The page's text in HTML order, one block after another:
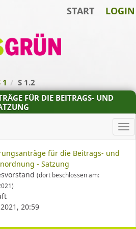
START LOGIN
1
S 1.2
FÜR DIE BEITRAGS- UND
für die Beitrags- und
- Satzung
(dort beschlossen am:
20:59